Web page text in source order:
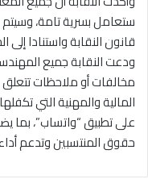
ستعامل بسرية تامة،
قانون النقابة واستنادا
ودعت النقابة جميع
مخالفات أو ملاحظات
على تطبيق “واتساب”، بما
حقوق المنتسبين وتدعم